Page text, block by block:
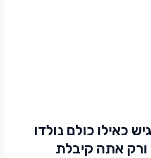
כאילו כולם נולדו
ורק אתה קיבלת